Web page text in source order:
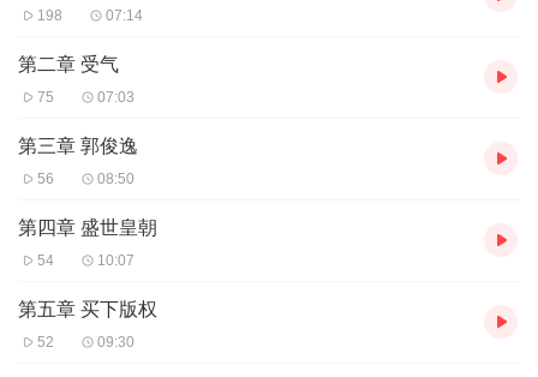
198 07:14
第二章 受气
75 07:03
第三章 郭俊逸
56 08:50
第四章 盛世皇朝
54 10:07
第五章 买下版权
52 09:30